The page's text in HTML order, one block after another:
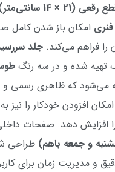
رقعی (21 × 14 سانتی‌متر)
امکان باز شدن کامل
را فراهم می‌کند. جلد
تهیه شده و در سه رنگ
می‌شود که ظاهری رسمی و
افزودن خودکار را نیز
را افزایش دهد. صفحات
و جمعه باهم) طراحی
و مدیریت زمان برای